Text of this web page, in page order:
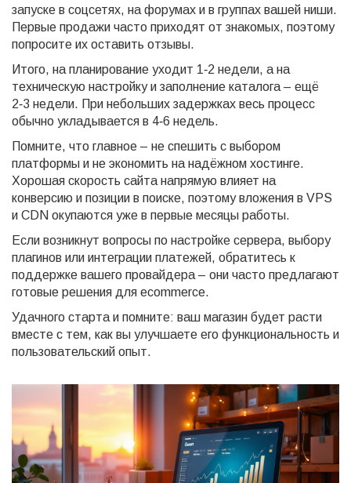
запуске в соцсетях, на форумах и в группах вашей ниши.
Первые продажи часто приходят от знакомых, поэтому
попросите их оставить отзывы.
Итого, на планирование уходит 1‑2 недели, а на
техническую настройку и заполнение каталога – ещё
2‑3 недели. При небольших задержках весь процесс
обычно укладывается в 4‑6 недель.
Помните, что главное – не спешить с выбором
платформы и не экономить на надёжном хостинге.
Хорошая скорость сайта напрямую влияет на
конверсию и позиции в поиске, поэтому вложения в VPS
и CDN окупаются уже в первые месяцы работы.
Если возникнут вопросы по настройке сервера, выбору
плагинов или интеграции платежей, обратитесь к
поддержке вашего провайдера – они часто предлагают
готовые решения для ecommerce.
Удачного старта и помните: ваш магазин будет расти
вместе с тем, как вы улучшаете его функциональность и
пользовательский опыт.